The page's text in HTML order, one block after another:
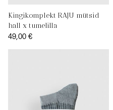
Kingikomplekt RAJU mütsid
hall x tumelilla
49,00 €